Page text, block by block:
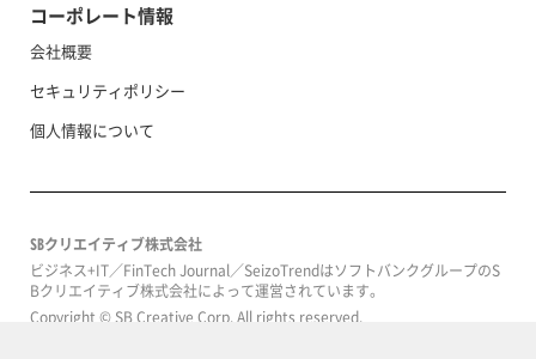
コーポレート情報
会社概要
セキュリティポリシー
個人情報について
SBクリエイティブ株式会社
ビジネス+IT／FinTech Journal／SeizoTrendはソフトバンクグループのS
Bクリエイティブ株式会社によって運営されています。
Copyright © SB Creative Corp. All rights reserved.